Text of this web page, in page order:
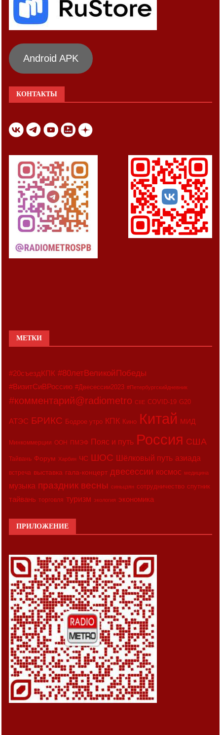
Android APK
КОНТАКТЫ
МЕТКИ
#20съездКПК #80летВеликойПобеды
#ВизитСиВРоссию #Двесессии2023 #Петербургскийдневник
#комментарий@radiometro CIIE COVID-19 G20
АТЭС БРИКС Бодрое утро КПК Кино Китай МИД
Минкоммерции ООН ПМЭФ Пояс и путь Россия США
Тайвань Форум Харбин ЧС ШОС Шёлковый путь азиада
встреча выставка гала-концерт двесессии космос медицина
музыка праздник весны синьцзян сотрудничество спутник
тайвань торговля туризм экология экономика
ПРИЛОЖЕНИЕ